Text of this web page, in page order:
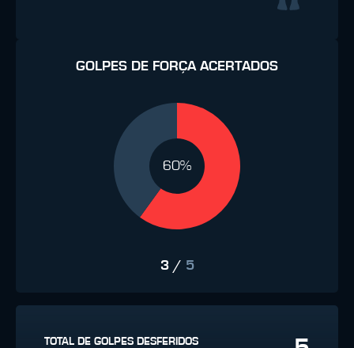
GOLPES DE FORÇA ACERTADOS
60%
3/ 5
TOTAL DE GOLPES DESFERIDOS